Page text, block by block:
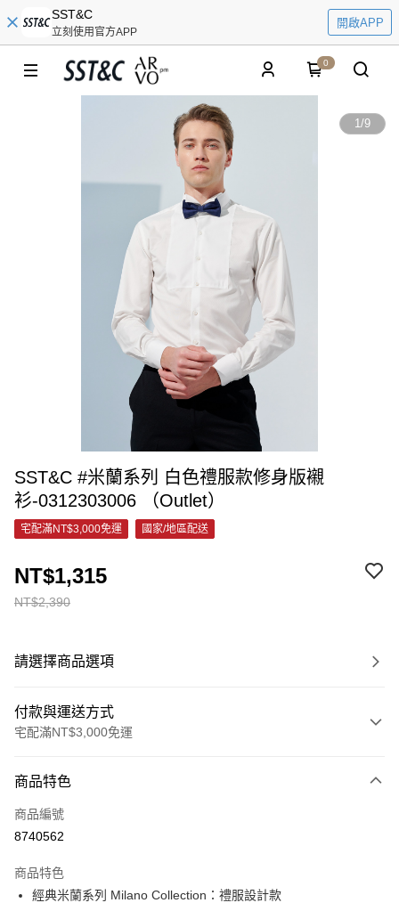
SST&C
立刻使用官方APP
開啟APP
0
1/9
SST&C #米蘭系列 白色禮服款修身版襯
衫-0312303006 （Outlet）
宅配滿NT$3,000免運 國家/地區配送
NT$2,390
NT$1,315
請選擇商品選項
付款與運送方式
宅配滿NT$3,000免運
信用卡一次付款
信用卡分期付款
合作金庫商業銀行
華南商業銀行
彰化商業銀行
6 期 0 利率 每期
商品特色
商品編號
8740562
商品特色
經典米蘭系列 Milano Collection：禮服設計款